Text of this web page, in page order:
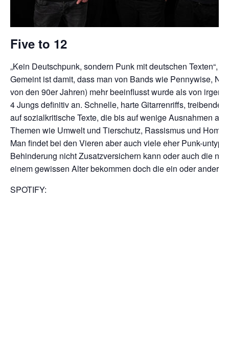
Five to 12
„Kein Deutschpunk, sondern Punk mit deutschen Texten“,
Gemeint ist damit, dass man von Bands wie Pennywise,
von den 90er Jahren) mehr beeinflusst wurde als von
4 Jungs definitiv an. Schnelle, harte Gitarrenriffs,
auf sozialkritische Texte, die bis auf wenige Ausnahmen
Themen wie Umwelt und Tierschutz, Rassismus und
Man findet bei den Vieren aber auch viele eher Punk-
Behinderung nicht Zusatzversichern kann oder auch die
einem gewissen Alter bekommen doch die ein oder
SPOTIFY: